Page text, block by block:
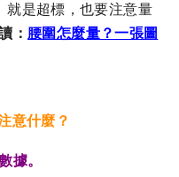
就是超標，也要注意量
： 腰圍怎麼量？一張圖
意什麼？
據。